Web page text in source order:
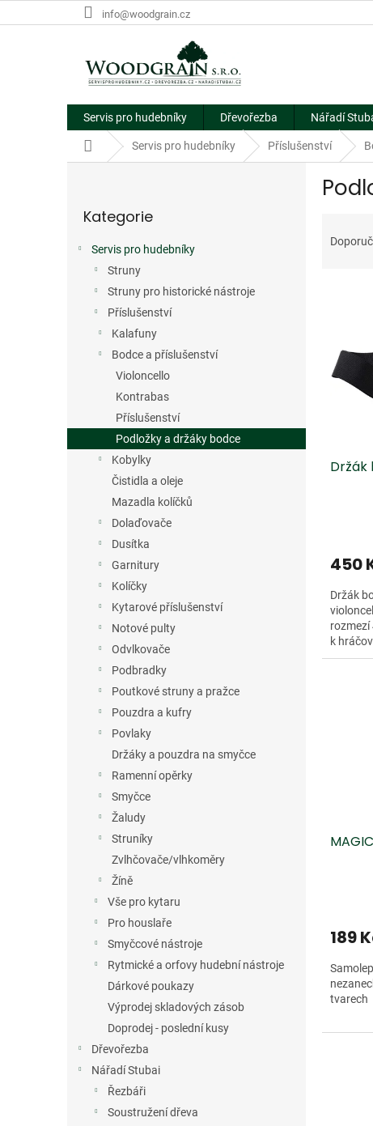
na
info@woodgrain.cz
Servis pro hudebníky Dřevořezba Nářadí
Domů Servis pro hudebníky Příslušenství
kategorie
Kategorie
Servis pro hudebníky
Struny
Struny pro historické nástroje
Příslušenství
Kalafuny
Bodce a příslušenství
Violoncello
Kontrabas
Příslušenství
Podložky a držáky bodce
Kobylky
Čistidla a oleje
Mazadla kolíčků
Dolaďovače
Dusítka
Garnitury
Kolíčky
Kytarové příslušenství
Notové pulty
Odvlkovače
Podbradky
Poutkové struny a pražce
Pouzdra a kufry
Povlaky
Držáky a pouzdra na smyčce
Ramenní opěrky
Smyčce
Žaludy
Struníky
Zvlhčovače/vlhkoměry
Žíně
Vše pro kytaru
Pro houslaře
Smyčcové nástroje
Rytmické a orfovy hudební nástroje
Dárkové poukazy
Výprodej skladových zásob
Doprodej - poslední kusy
Dřevořezba
Nářadí Stubai
Řezbáři
Soustružení dřeva
a
dp
Držák
450
Držák
rozmezí
k
189
tvarech